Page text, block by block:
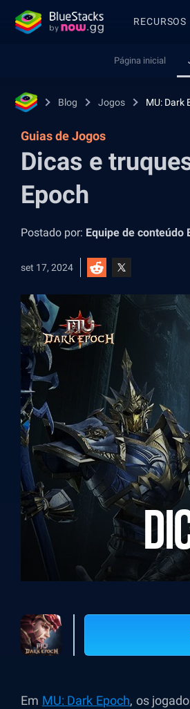
RECURSOS
Página inicial
Blog Jogos MU: Dark
Guias de Jogos
Dicas e
Epoch
Postado por: Equipe de conteúdo
set 17, 2024
Em MU: Dark Epoch, os